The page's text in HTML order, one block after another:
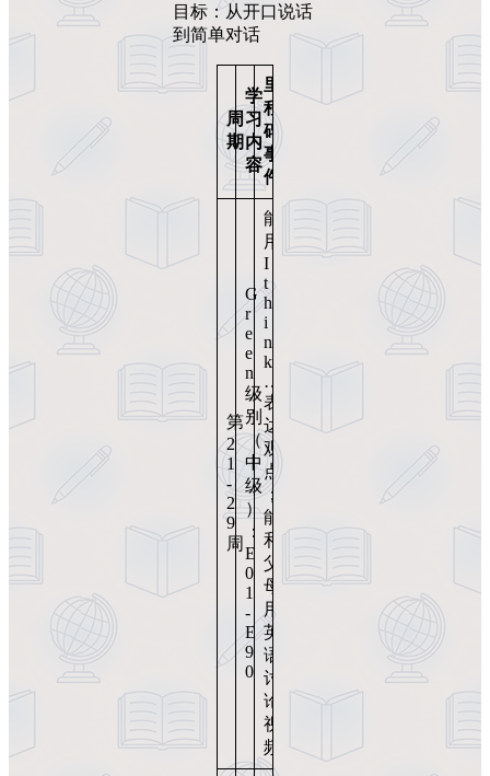
目标：从开口说话
到简单对话
周
期
学
习
内
容
里
程
碑
事
件
第
2
1
-
2
9
周
G
r
e
e
n
级
别
（
中
级
）
：
E
0
1
-
E
9
0
能
用
I
t
h
i
n
k
…
表
达
观
点
；
能
和
父
母
用
英
语
讨
论
视
频